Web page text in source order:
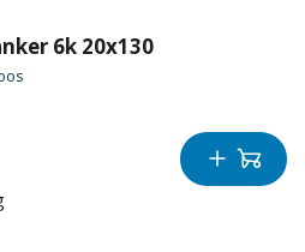
6k 20x130